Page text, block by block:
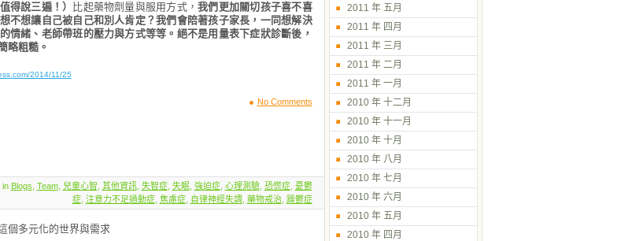
得說三遍！）
比起藥物劑量與服用方式，我們更加關切孩子喜不喜
不想讓自己被自己和別人肯定？我們會陪著孩子家長，一同想解決
情緒、老師帶班的壓力與方式等等。絕不是用量表下症狀診斷後，
略粗糙。
2014/11/25
No Comments
in Blogs Team, 兒童心智 其他資訊, 失智症, 失眠, 強迫症, 心理測驗, 恐慌症, 憂鬱
症, 注意力不足過動症, 焦慮症, 自律神經失調 藥物戒治, 躁鬱症
個多元化的世界與需求
2011 年 五月
2011 年 四月
2011 年 三月
2011 年 二月
2011 年 一月
2010 年 十二月
2010 年 十一月
2010 年 十月
2010 年 八月
2010 年 七月
2010 年 六月
2010 年 五月
2010 年 四月